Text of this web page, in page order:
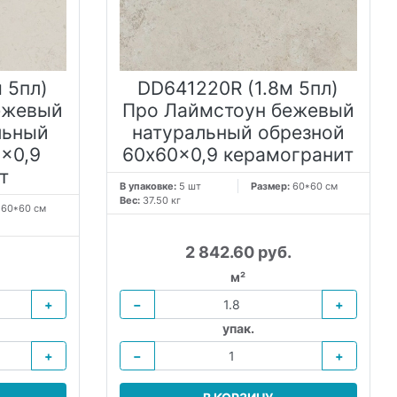
5пл)
60*60 см
+
+
DD641220R (1.8м 5пл)
Про Лаймстоун бежевый
натуральный обрезной
60x60x0,9 керамогранит
В упаковке:5 шт Размер: 60*60 см
Вес: 37.50 кг
2 842.60 руб.
м²
−
+
упак.
−
+